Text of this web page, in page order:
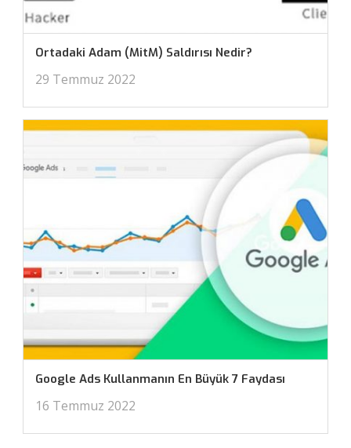
Ortadaki Adam (MitM) Saldırısı Nedir?
29 Temmuz 2022
Google Ads Kullanmanın En Büyük 7 Faydası
16 Temmuz 2022